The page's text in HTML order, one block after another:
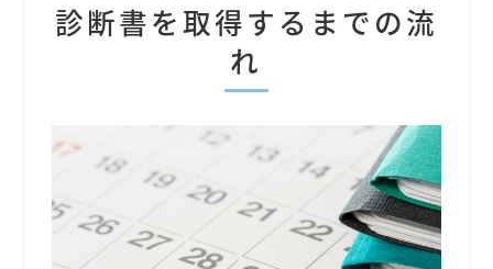
診断書を取得するまでの流
れ